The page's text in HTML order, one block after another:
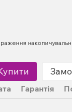
Гарантія